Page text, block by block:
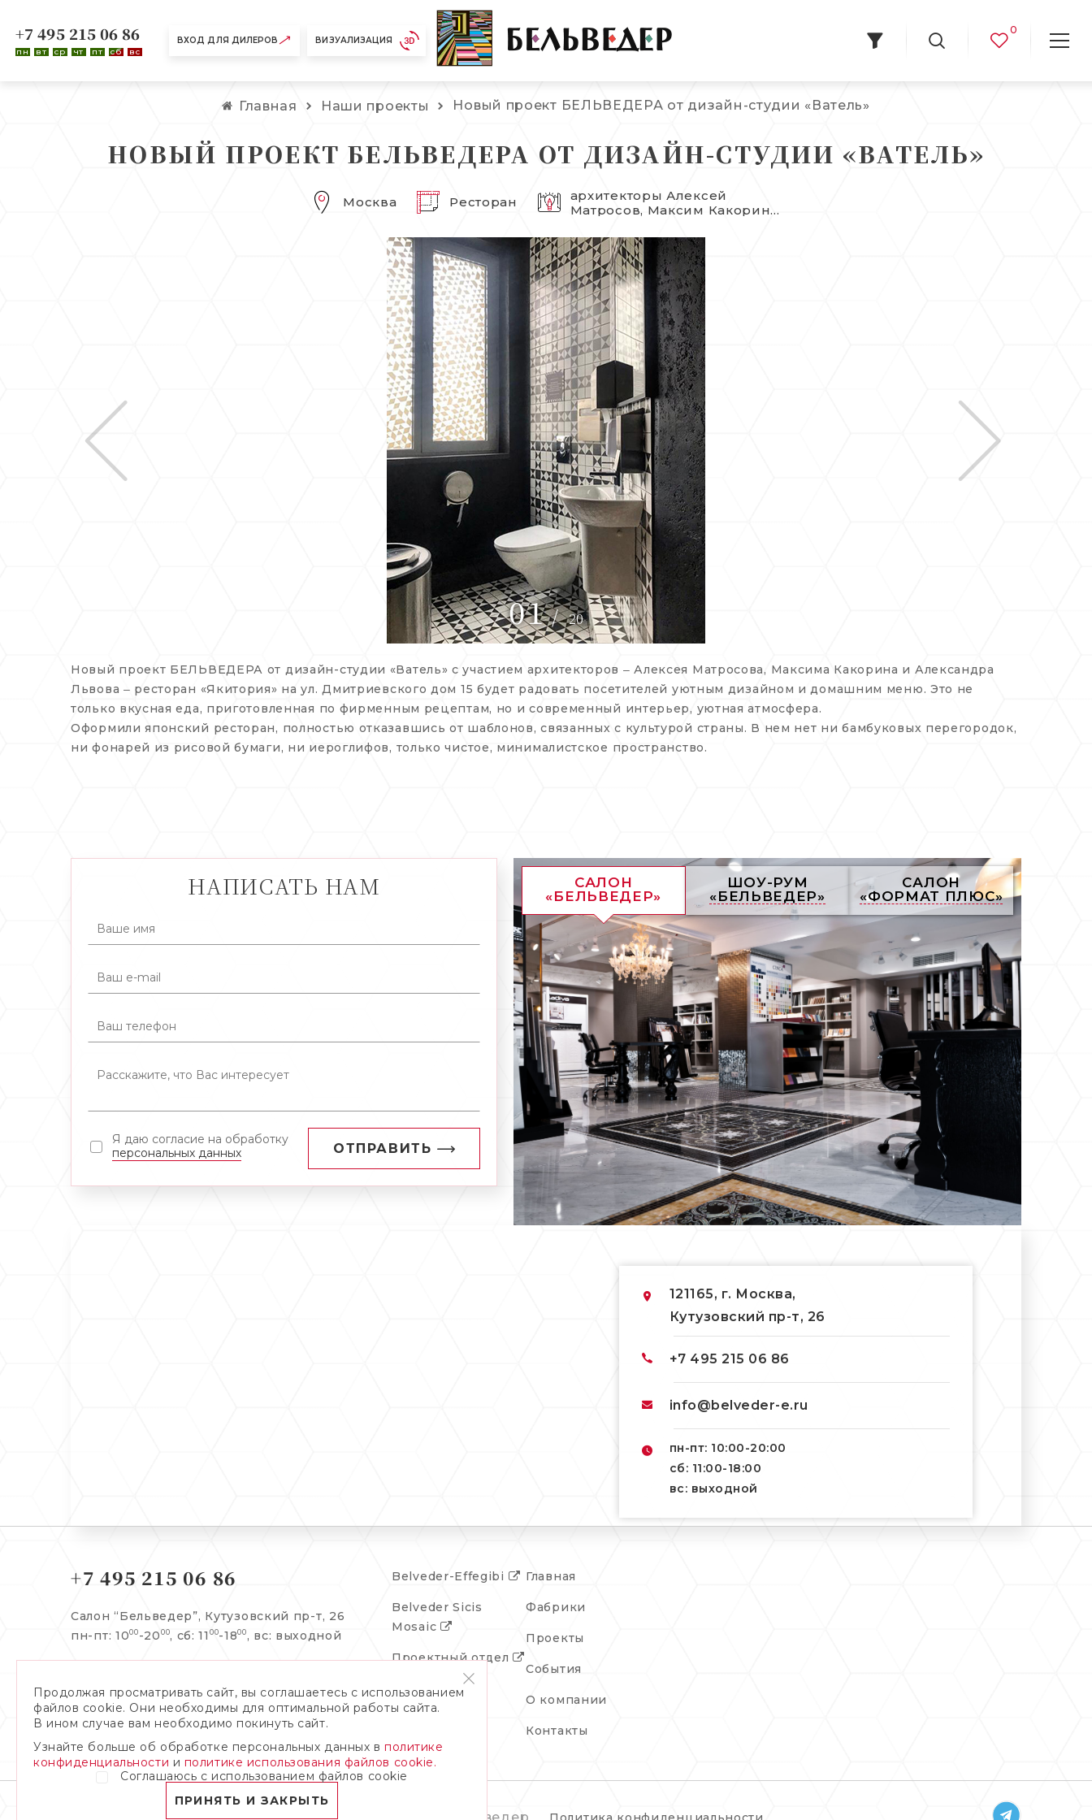
ВХОД ДЛЯ ДИЛЕРОВ ВИЗУАЛИЗАЦИЯ
+7 495 215 06 86
пн вт ср чт пт сб вс
0
Главная Наши проекты Новый проект БЕЛЬВЕДЕРА от дизайн-студии «Ватель»
НОВЫЙ ПРОЕКТ БЕЛЬВЕДЕРА ОТ ДИЗАЙН-СТУДИИ «ВАТЕЛЬ»
Москва Ресторан
архитекторы Алексей
Матросов, Максим Какорин,
01/ 20
Новый проект БЕЛЬВЕДЕРА от дизайн-студии «Ватель» с участием архитекторов ‒ Алексея Матросова, Максима Какорина и Александра
Львова ‒ ресторан «Якитория» на ул. Дмитриевского дом 15 будет радовать посетителей уютным дизайном и домашним меню. Это не
только вкусная еда, приготовленная по фирменным рецептам, но и современный интерьер, уютная атмосфера.
Оформили японский ресторан, полностью отказавшись от шаблонов, связанных с культурой страны. В нем нет ни бамбуковых перегородок,
ни фонарей из рисовой бумаги, ни иероглифов, только чистое, минималистское пространство.
НАПИСАТЬ НАМ
Я даю согласие на обработку
персональных данных
ОТПРАВИТЬ
САЛОН
«БЕЛЬВЕДЕР»
ШОУ-РУМ
«БЕЛЬВЕДЕР»
САЛОН
«ФОРМАТ ПЛЮС»
121165, г. Москва,
Кутузовский пр-т, 26
+7 495 215 06 86
info@belveder-e.ru
пн-пт: 10:00-20:00
сб: 11:00-18:00
вс: выходной
+7 495 215 06 86
Салон “Бельведер”, Кутузовский пр-т, 26
пн-пт: 1000 -20 00, сб: 11 00-1800 , вс: выходной
Я даю согласие на обработку персональных данных
Главная
Фабрики
Проекты
События
О компании
Контакты
Belveder-Effegibi
Belveder Sicis
Mosaic
Проектный отдел
Продолжая просматривать сайт, вы соглашаетесь с использованием
файлов cookie. Они необходимы для оптимальной работы сайта.
В ином случае вам необходимо покинуть сайт.
Узнайте больше об обработке персональных данных в политике
конфиденциальности и политике использования файлов cookie.
Соглашаюсь с использованием файлов cookie
ПРИНЯТЬ И ЗАКРЫТЬ